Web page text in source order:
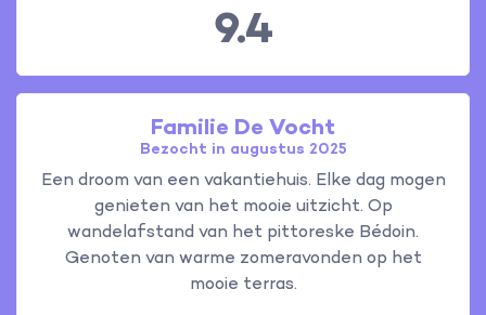
9.4
Familie De Vocht
Bezocht in augustus 2025
Een droom van een vakantiehuis. Elke dag mogen
genieten van het mooie uitzicht. Op
wandelafstand van het pittoreske Bédoin.
Genoten van warme zomeravonden op het
mooie terras.